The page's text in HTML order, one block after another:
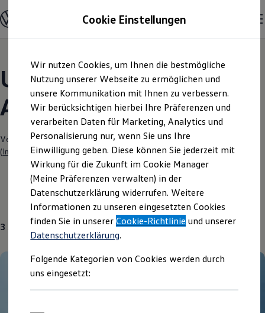
Hauptinhalt
springen
Footer
springen
Modelle und Konfigurator
Konfigurator
Modelle vergleichen
Elektroautos
ENERGY Sondermodelle
Nutzfahrzeuge
SUV und CUV
Familienautos
Kombis
Kompaktwagen
Sportwagen
Schnell verfügbare Fahrzeuge
Angebote und Produkte
Aktuelle Angebote
E-Auto-Förderung
Volkswagen Marktplatz
Die ENERGY Sondermodelle
Junge Gebrauchtwagen und Gebrauchtwagen
Volkswagen Zertifizierte Gebrauchtwagen
Elektromobilität bei Gebrauchtwagen
Saisonangebote
Reifenpakete
Leasing
Leasing-Angebote
Unsere aktuellen
Angebote und mehr
Verantwortlich für die Inhalte auf dieser Seite ist die Graupner GmbH
(Impressum & Rechtliches)
3 Angebote
Cookie Einstellungen
Wir nutzen Cookies, um Ihnen die bestmögliche
Nutzung unserer Webseite zu ermöglichen und
unsere Kommunikation mit Ihnen zu verbessern.
Wir berücksichtigen hierbei Ihre Präferenzen und
verarbeiten Daten für Marketing, Analytics und
Personalisierung nur, wenn Sie uns Ihre
Einwilligung geben. Diese können Sie jederzeit mit
Wirkung für die Zukunft im Cookie Manager
(Meine Präferenzen verwalten) in der
Datenschutzerklärung widerrufen. Weitere
Informationen zu unseren eingesetzten Cookies
finden Sie in unsererCookie-Richtlinie und unserer
Datenschutzerklärung.
Folgende Kategorien von Cookies werden durch
uns eingesetzt: